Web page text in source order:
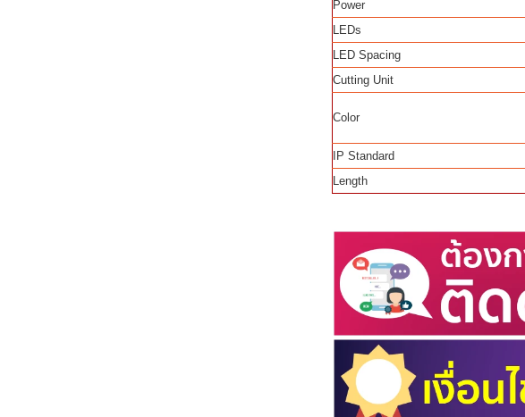
Power
LEDs
LED Spacing
Cutting Unit
Color
IP Standard
Length